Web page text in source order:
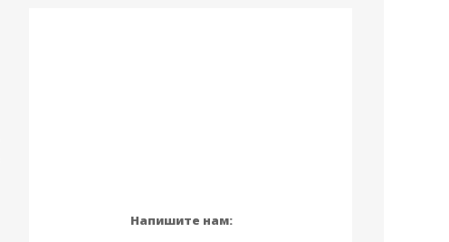
Напишите нам: